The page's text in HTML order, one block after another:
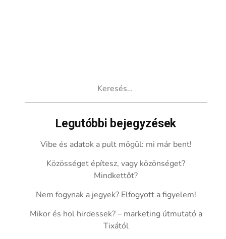
Legutóbbi bejegyzések
Vibe és adatok a pult mögül: mi már bent!
Közösséget építesz, vagy közönséget?
Mindkettőt?
Nem fogynak a jegyek? Elfogyott a figyelem!
Mikor és hol hirdessek? – marketing útmutató a
Tixától